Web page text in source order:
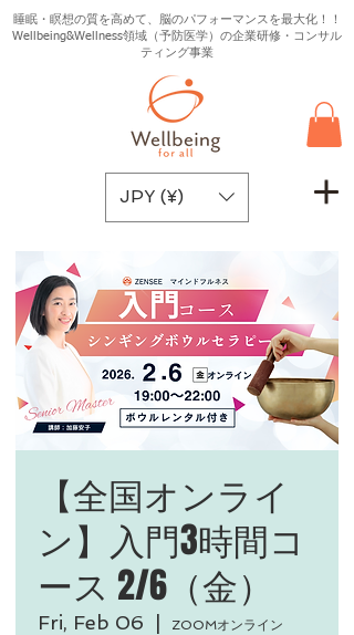
睡眠・瞑想の質を高めて、脳のパフォーマンスを最大化！！
Wellbeing&Wellness領域（予防医学）の企業研修・コンサル
ティング事業
JPY (¥)
【全国オンライ
ン】入門3時間コ
ース 2/6（金）
Fri, Feb 06
  |
ZOOMオンライン